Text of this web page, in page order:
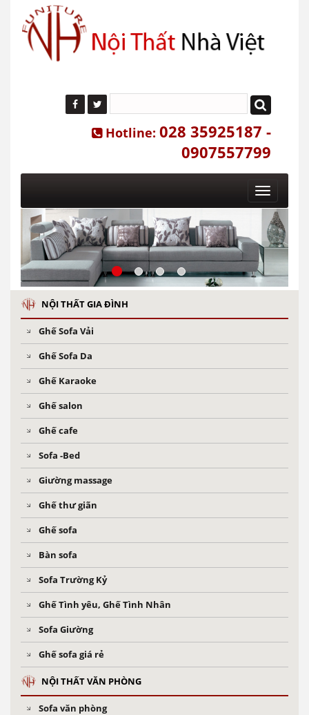
Hotline: 028 35925187 -
0907557799
Toggle
NỘI THẤT GIA ĐÌNH
Ghế Sofa Vải
Ghế Sofa Da
Ghế Karaoke
Ghế salon
Ghế cafe
Sofa -Bed
Giường massage
Ghế thư giãn
Ghế sofa
Bàn sofa
Sofa Trường Kỷ
Ghế Tình yêu, Ghế Tình Nhân
Sofa Giường
Ghế sofa giá rẻ
NỘI THẤT VĂN PHÒNG
Sofa văn phòng